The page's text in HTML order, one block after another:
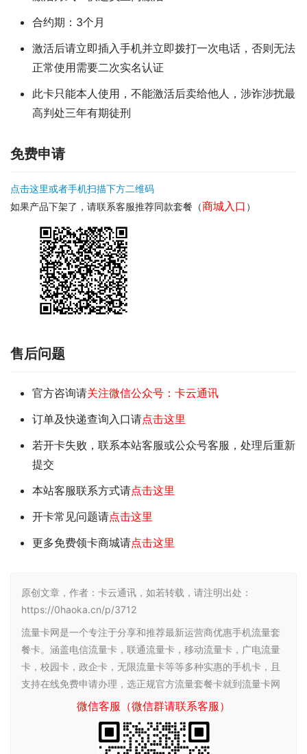
合约期：3个月
激活后请立即插入手机并立即拨打一次电话，否则无法
正常使用需要二次实名认证
此卡只能本人使用，不能激活后卖给他人，涉诈涉扰最
高判处三年有期徒刑
免费申请
点击这里或者手机扫描下方二维码
如果产品下架了，请联系客服推荐同款套餐（商城入口 ）
售后问题
官方咨询请关注微信公众号：卡云通讯
订单及快递查询入口请点击这里
若开卡失败，联系本站客服或公众号客服，处理后重新
提交
本站客服联系方式请点击这里
开卡常见问题请点击这里
更多免费领卡商城请点击这里
原创文章，作者：卡云通讯，如若转载，请注明出处：
https://0haoka.cn/p/3712
流量卡网是一个专注于分享和推荐最新运营商优惠手机流量套
餐卡。涵盖电信流量卡，联通流量卡，移动流量卡，广电流量
卡，校园卡，政企卡，无限流量卡等等多种实惠的手机卡，且
支持在线免费申请办理，选正规官方流量套餐卡就到流量卡网
微信客服（微信群请联系客服）